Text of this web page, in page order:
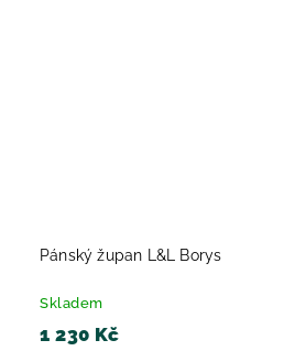
Pánský župan L&L Borys
Skladem
1 230 Kč